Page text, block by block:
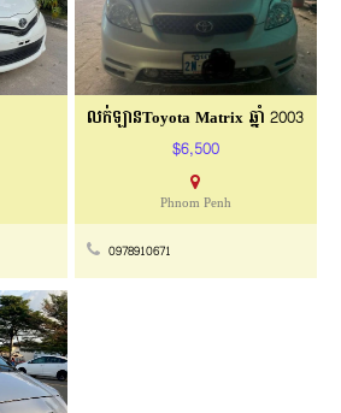
លក់ឡានToyota Matrix ឆ្នាំ 2003
$6,500
Phnom Penh
0978910671